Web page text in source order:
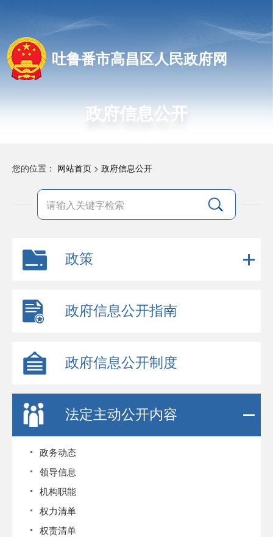
吐鲁番市高昌区人民政府网
政府信息公开
您的位置： 网站首页 > 政府信息公开
政策
政府信息公开指南
政府信息公开制度
法定主动公开内容
政务动态
领导信息
机构职能
权力清单
权责清单